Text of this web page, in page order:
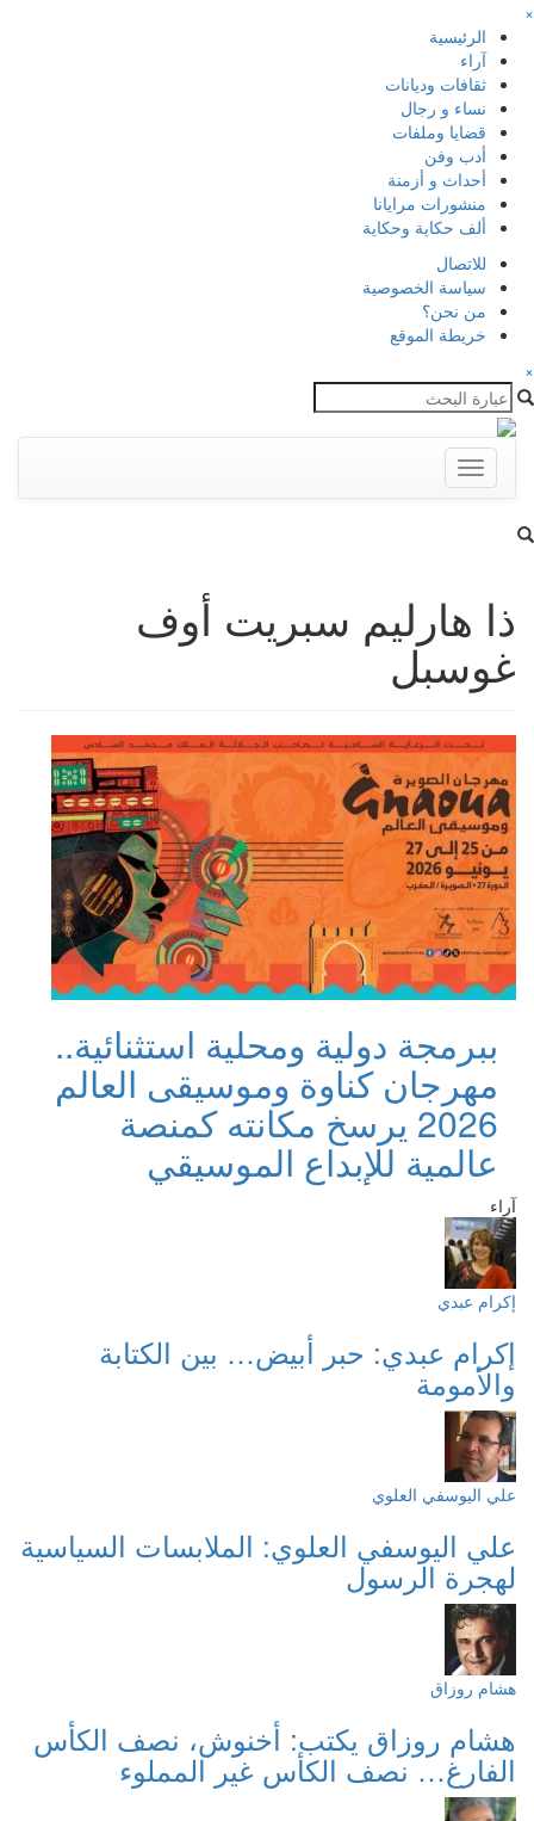
×
الرئيسية
آراء
ثقافات وديانات
نساء و رجال
قضايا وملفات
أدب وفن
أحداث و أزمنة
منشورات مرايانا
ألف حكاية وحكاية
للاتصال
سياسة الخصوصية
من نحن؟
خريطة الموقع
×
Toggle
navigation
ذا هارليم سبريت أوف
غوسبل
ببرمجة دولية ومحلية استثنائية..
مهرجان كناوة وموسيقى العالم
2026 يرسخ مكانته كمنصة
عالمية للإبداع الموسيقي
آراء
إكرام عبدي
إكرام عبدي: حبر أبيض… بين الكتابة
والأمومة
علي اليوسفي العلوي
علي اليوسفي العلوي: الملابسات السياسية
لهجرة الرسول
هشام روزاق
هشام روزاق يكتب: أخنوش، نصف الكأس
الفارغ… نصف الكأس غير المملوء